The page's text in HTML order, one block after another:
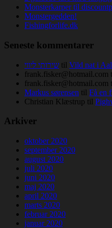
Monsterkarper til
Monstergedden!
Fishingforlife.dk
Seneste kommentarer
שירותי ליווי til Vild nat i
frank.fisker@hotmail.com
frank.fisker@hotmail.com
Markus sørensen til Få en
Christian Klæstrup til
Arkiver
oktober 2020
september 2020
august 2020
juli 2020
juni 2020
maj 2020
april 2020
marts 2020
februar 2020
januar 2020